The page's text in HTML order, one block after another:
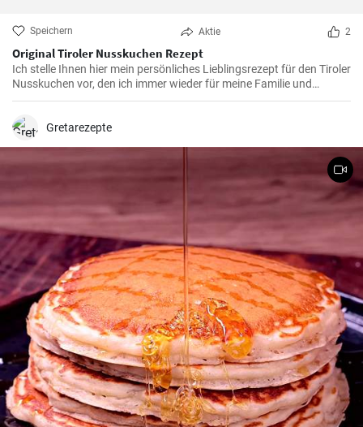
Speichern Aktie 2
Original Tiroler Nusskuchen Rezept
Ich stelle Ihnen hier mein persönliches Lieblingsrezept für den Tiroler
Nusskuchen vor, den ich immer wieder für meine Familie und
Freunde zubereite. Es handelt sich um einen hoch aromatischen,
Anlass gut ankommt. Jedes mal, wenn ich den Duft von gerösteten
Gretarezepte